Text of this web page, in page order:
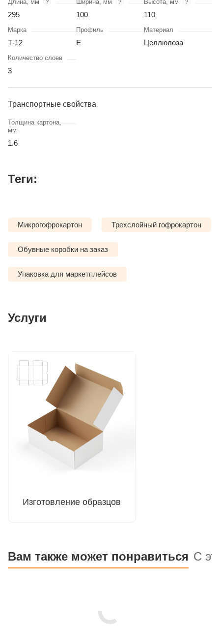
Длина, мм ?
295
Ширина, мм ?
100
Высота, мм ?
110
Марка
Т-12
Профиль
Е
Материал
Целлюлоза
Количество слоев
3
Транспортные свойства
Толщина картона,
мм
1.6
Теги:
Микрогофрокартон Трехслойный гофрокартон
Обувные коробки на заказ
Упаковка для маркетплейсов
Услуги
Изготовление образцов
Вам также может понравиться С